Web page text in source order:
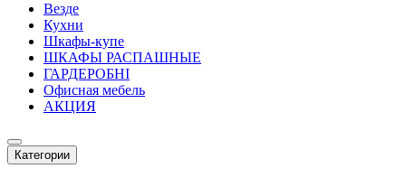
Везде
Кухни
Шкафы-купе
ШКАФЫ РАСПАШНЫЕ
ГАРДЕРОБНІ
Офисная мебель
АКЦИЯ
Категории